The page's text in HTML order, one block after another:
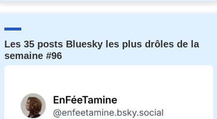
Les 35 posts Bluesky les plus drôles de la
semaine #96